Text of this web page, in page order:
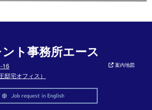
ト事務所エース
16
邸宅オフィス）
案内地図